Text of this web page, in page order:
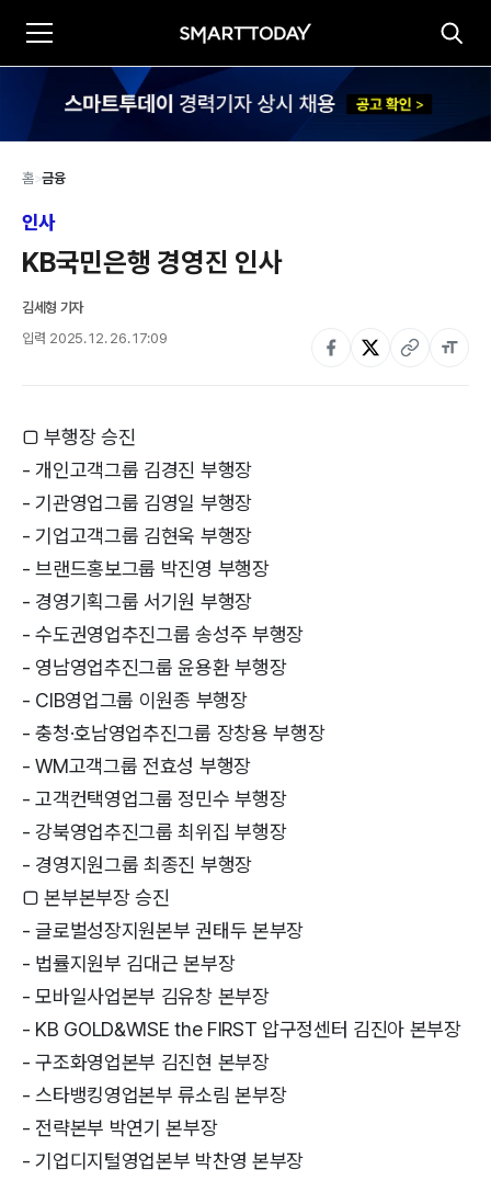
홈>금융
인사
KB국민은행 경영진 인사
김세형 기자
입력 2025. 12. 26. 17:09
□ 부행장 승진
- 개인고객그룹 김경진 부행장
- 기관영업그룹 김영일 부행장
- 기업고객그룹 김현욱 부행장
- 브랜드홍보그룹 박진영 부행장
- 경영기획그룹 서기원 부행장
- 수도권영업추진그룹 송성주 부행장
- 영남영업추진그룹 윤용환 부행장
- CIB영업그룹 이원종 부행장
- 충청·호남영업추진그룹 장창용 부행장
- WM고객그룹 전효성 부행장
- 고객컨택영업그룹 정민수 부행장
- 강북영업추진그룹 최위집 부행장
- 경영지원그룹 최종진 부행장
□ 본부본부장 승진
- 글로벌성장지원본부 권태두 본부장
- 법률지원부 김대근 본부장
- 모바일사업본부 김유창 본부장
- KB GOLD&WISE the FIRST 압구정센터 김진아 본부장
- 구조화영업본부 김진현 본부장
- 스타뱅킹영업본부 류소림 본부장
- 전략본부 박연기 본부장
- 기업디지털영업본부 박찬영 본부장